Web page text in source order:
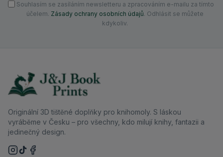
Souhlasím se zasíláním newsletteru a zpracováním e-mailu za tímto
účelem. Zásady ochrany osobních údajů. Odhlásit se můžete
kdykoliv.
Originální 3D tištěné doplňky pro knihomoly. S láskou
vyráběme v Česku – pro všechny, kdo milují knihy, fantazii a
jedinečný design.